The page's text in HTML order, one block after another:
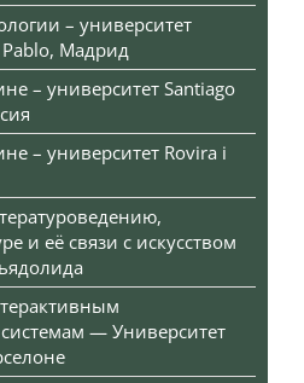
– университет
Pablo, Мадрид
– университет Santiago
– университет Rovira i
и её связи с искусством
— Университет